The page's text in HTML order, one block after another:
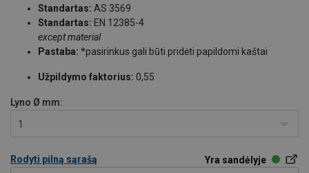
Standartas: AS 3569
Standartas: EN 12385-4
except material
Pastaba: *pasirinkus gali būti pridėti papildomi kaštai
Užpildymo faktorius: 0,55
Lyno Ø mm:
1
Rodyti pilną sąrašą Yra sandėlyje